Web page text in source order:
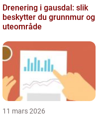
Drenering i gausdal: slik
beskytter du grunnmur og
uteområde
11 mars 2026